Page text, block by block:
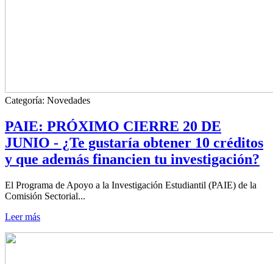
Categoría: Novedades
PAIE: PRÓXIMO CIERRE 20 DE
JUNIO - ¿Te gustaría obtener 10 créditos
y que además financien tu investigación?
El Programa de Apoyo a la Investigación Estudiantil (PAIE) de la
Comisión Sectorial...
Leer más